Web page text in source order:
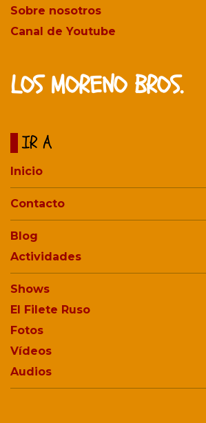
Sobre nosotros
Canal de Youtube
LOS MORENO BROS.
IR A
Inicio
Contacto
Blog
Actividades
Shows
El Filete Ruso
Fotos
Vídeos
Audios